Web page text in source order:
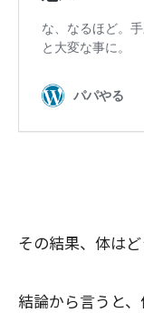
その結果、体は
結論から言うと